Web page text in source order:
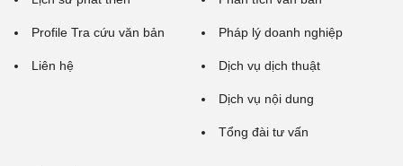
Profile Tra cứu văn bản
Liên hệ
Pháp lý doanh nghiệp
Dịch vụ dịch thuật
Dịch vụ nội dung
Tổng đài tư vấn